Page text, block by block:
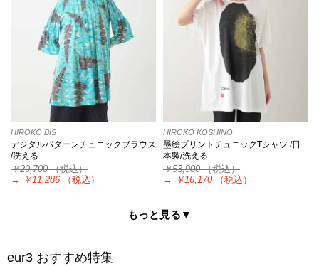
HIROKO BIS
デジタルパターンチュニックブラウス
/洗える
￥29,700（税込）
→
￥11,286 （税込）
HIROKO KOSHINO
墨絵プリントチュニックTシャツ /日
本製/洗える
￥53,900（税込）
→
￥16,170 （税込）
もっと見る▼
eur3 おすすめ特集